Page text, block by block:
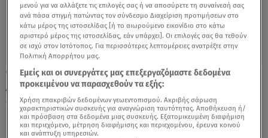
11.10.21, 14:11
Αdele: Πόσο άλλαξε η ζωή της με την
«επιστροφή Κρόνου»;
μενού για να αλλάξετε τις επιλογές σας ή να αποσύρετε τη συναίνεσή σας
ανά πάσα στιγμή πατώντας τον σύνδεσμο Διαχείριση προτιμήσεων στο
κάτω μέρος της ιστοσελίδας [ή το αιωρούμενο εικονίδιο στο κάτω
αριστερό μέρος της ιστοσελίδας, εάν υπάρχει]. Οι επιλογές σας θα τεθούν
σε ισχύ στον Ιστότοπος. Για περισσότερες λεπτομέρειες ανατρέξτε στην
Πολιτική Απορρήτου μας.
Εμείς και οι συνεργάτες μας επεξεργαζόμαστε δεδομένα
προκειμένου να παρασχεθούν τα εξής:
Χρήση επακριβών δεδομένων γεωεντοπισμού. Ακριβής σάρωση
χαρακτηριστικών συσκευής για αναγνώριση ταυτότητας. Αποθήκευση ή/
και πρόσβαση στα δεδομένα μιας συσκευής. Εξατομικευμένη διαφήμιση
και περιεχόμενο, μέτρηση διαφήμισης και περιεχομένου, έρευνα κοινού
και ανάπτυξη υπηρεσιών.